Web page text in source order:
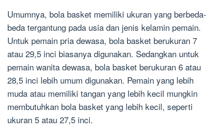
Umumnya, bola basket memiliki ukuran yang berbeda-
beda tergantung pada usia dan jenis kelamin pemain.
Untuk pemain pria dewasa, bola basket berukuran 7
atau 29,5 inci biasanya digunakan. Sedangkan untuk
pemain wanita dewasa, bola basket berukuran 6 atau
28,5 inci lebih umum digunakan. Pemain yang lebih
muda atau memiliki tangan yang lebih kecil mungkin
membutuhkan bola basket yang lebih kecil, seperti
ukuran 5 atau 27,5 inci.